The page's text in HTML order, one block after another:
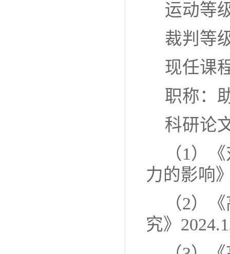
运动等
裁判等
现任课
职称：
科研论
（1）
力的影响
（2）
究》